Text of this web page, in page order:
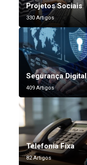
Projetos Sociais
330 Artigos
Segurança Digital
409 Artigos
Telefonia Fixa
82 Artigos